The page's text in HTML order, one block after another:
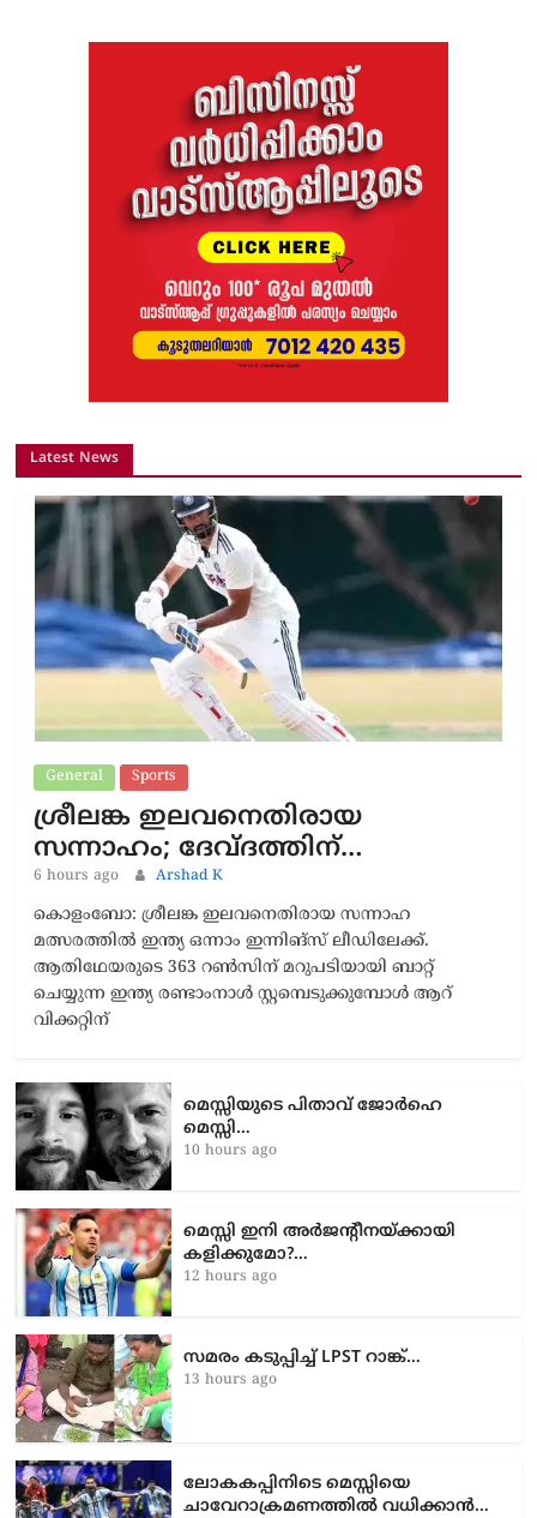
Latest News
General Sports
ശ്രീലങ്ക ഇലവനെതിരായ
സന്നാഹം; ദേവ്ദത്തിന്…
6 hours ago Arshad K
കൊളംബോ: ശ്രീലങ്ക ഇലവനെതിരായ സന്നാഹ
മത്സരത്തിൽ ഇന്ത്യ ഒന്നാം ഇന്നിങ്സ് ലീഡിലേക്ക്.
ആതിഥേയരുടെ 363 റൺസിന് മറുപടിയായി ബാറ്റ്
ചെയ്യുന്ന ഇന്ത്യ രണ്ടാംനാൾ സ്റ്റമ്പെടുക്കുമ്പോൾ ആറ്
വിക്കറ്റിന്
മെസ്സിയുടെ പിതാവ് ജോർഹെ
മെസ്സി…
10 hours ago
മെസ്സി ഇനി അർജന്റീനയ്ക്കായി
കളിക്കുമോ?…
12 hours ago
സമരം കടുപ്പിച്ച് LPST റാങ്ക്…
13 hours ago
ലോകകപ്പിനിടെ മെസ്സിയെ
ചാവേറാക്രമണത്തിൽ വധിക്കാൻ…